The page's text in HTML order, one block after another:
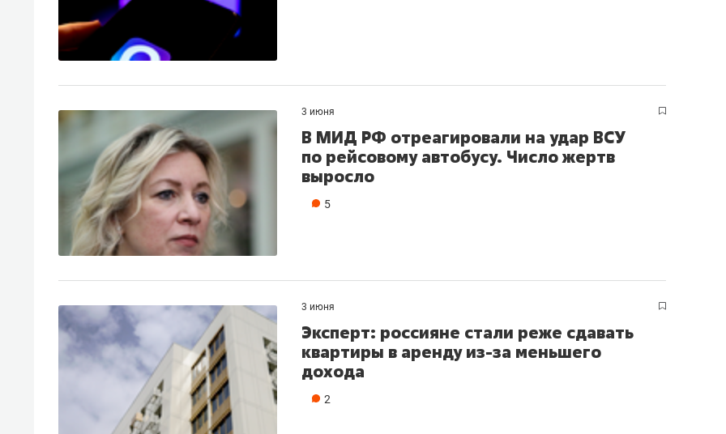
3 июня
В МИД РФ отреагировали на удар ВСУ
по рейсовому автобусу. Число жертв
выросло
5
3 июня
Эксперт: россияне стали реже сдавать
квартиры в аренду из-за меньшего
дохода
2